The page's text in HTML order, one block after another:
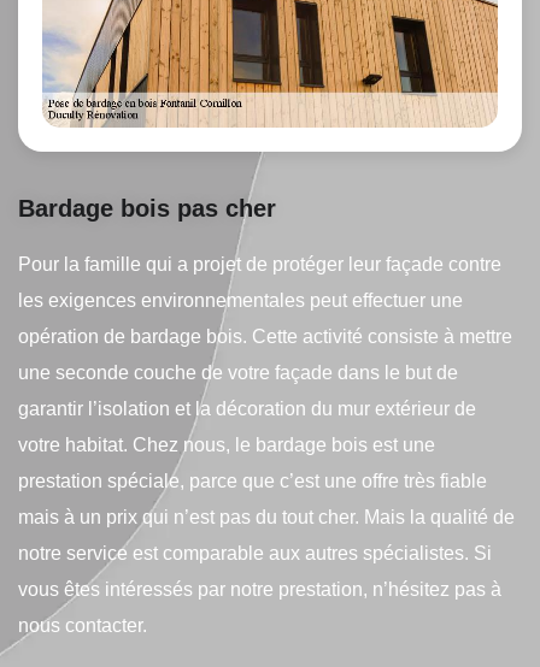
Bardage bois pas cher
Pour la famille qui a projet de protéger leur façade contre
les exigences environnementales peut effectuer une
opération de bardage bois. Cette activité consiste à mettre
une seconde couche de votre façade dans le but de
garantir l’isolation et la décoration du mur extérieur de
votre habitat. Chez nous, le bardage bois est une
prestation spéciale, parce que c’est une offre très fiable
mais à un prix qui n’est pas du tout cher. Mais la qualité de
notre service est comparable aux autres spécialistes. Si
vous êtes intéressés par notre prestation, n’hésitez pas à
nous contacter.